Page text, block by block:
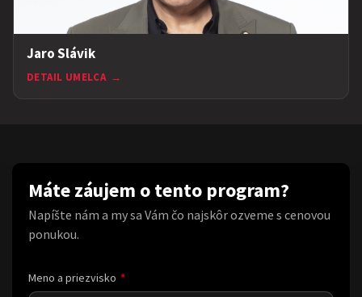
Jaro Slávik
DETAIL UMELCA →
Máte záujem o tento program?
Napíšte nám a my sa Vám čo najskôr ozveme s cenovou
ponukou.
Meno a priezvisko